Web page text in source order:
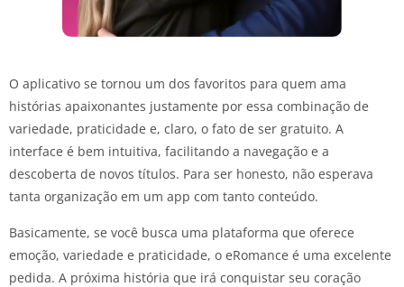
O aplicativo se tornou um dos favoritos para quem ama
histórias apaixonantes justamente por essa combinação de
variedade, praticidade e, claro, o fato de ser gratuito. A
interface é bem intuitiva, facilitando a navegação e a
descoberta de novos títulos. Para ser honesto, não esperava
tanta organização em um app com tanto conteúdo.
Basicamente, se você busca uma plataforma que oferece
emoção, variedade e praticidade, o eRomance é uma excelente
pedida. A próxima história que irá conquistar seu coração